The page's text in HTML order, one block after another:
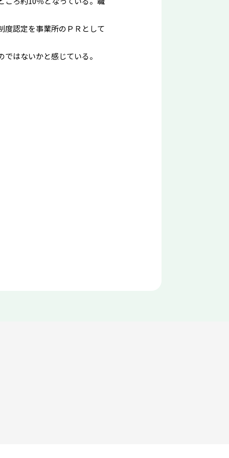
度認定を事業所のＰＲとして
はないかと感じている。